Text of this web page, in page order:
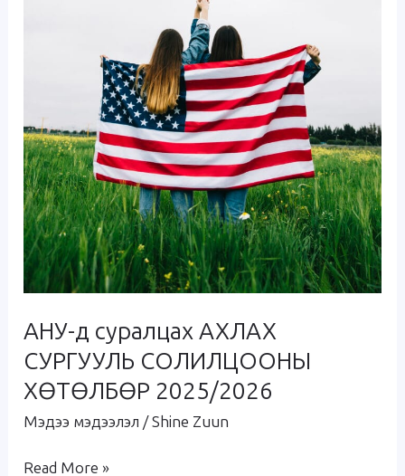
АНУ-д суралцах АХЛАХ
СУРГУУЛЬ СОЛИЛЦООНЫ
ХӨТӨЛБӨР 2025/2026
Мэдээ мэдээлэл /Shine Zuun
Read More »